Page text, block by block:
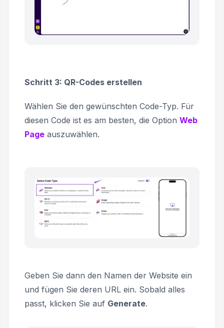
Schritt 3: QR-Codes erstellen
Wählen Sie den gewünschten Code-Typ. Für
diesen Code ist es am besten, die Option Web
Page auszuwählen.
Geben Sie dann den Namen der Website ein
und fügen Sie deren URL ein. Sobald alles
passt, klicken Sie auf Generate.